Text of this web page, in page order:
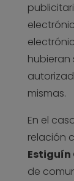
hubieran
mismas.
En el
relación
Estiguín
de